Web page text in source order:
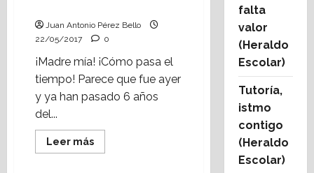
Juan Antonio Pérez Bello
22/05/2017
0
¡Madre mía! ¡Cómo pasa el
tiempo! Parece que fue ayer
y ya han pasado 6 años
del...
Leer másLeer
más
falta
valor
(Heraldo
Escolar)
Tutoría,
istmo
contigo
(Heraldo
Escolar)